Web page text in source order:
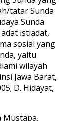
tatar Sunda
Sunda
istiadat,
sosial yang
yaitu
wilayah
Jawa Barat,
D. Hidayat,
Mustapa,